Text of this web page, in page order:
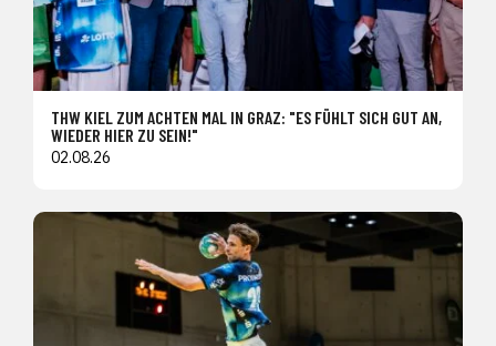
THW KIEL ZUM ACHTEN MAL IN GRAZ: "ES FÜHLT SICH GUT AN,
WIEDER HIER ZU SEIN!"
02.08.26